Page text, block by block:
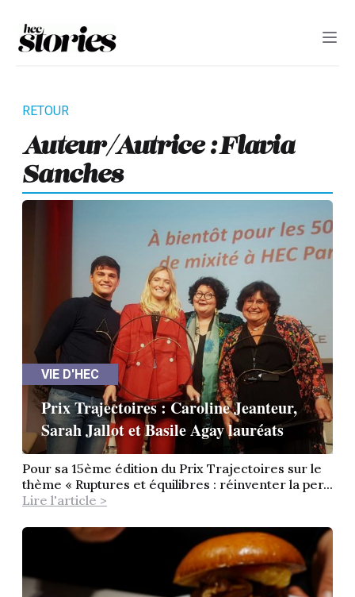
Auteur/autrice : Flavia
Sanches
VIE D'HEC
Prix Trajectoires : Caroline Jeanteur,
Sarah Jallot et Basile Agay lauréats
Pour sa 15ème édition du Prix Trajectoires sur le
thème « Ruptures et équilibres : réinventer la per...
Lire l'article >